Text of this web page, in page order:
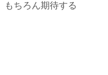
もちろん期待する